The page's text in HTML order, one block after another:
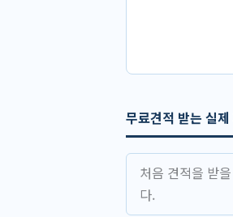
무료견적 받는 실제
처음 견적을 받
다.